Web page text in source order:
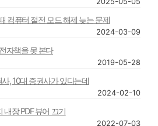
컴퓨터 절전 모드 해제 늦는 문제
2024-03-09
자책을 못 본다
2019-05-28
, 10대 증권사가 있다는데
2024-02-10
장 PDF 뷰어 끄기
2022-07-03